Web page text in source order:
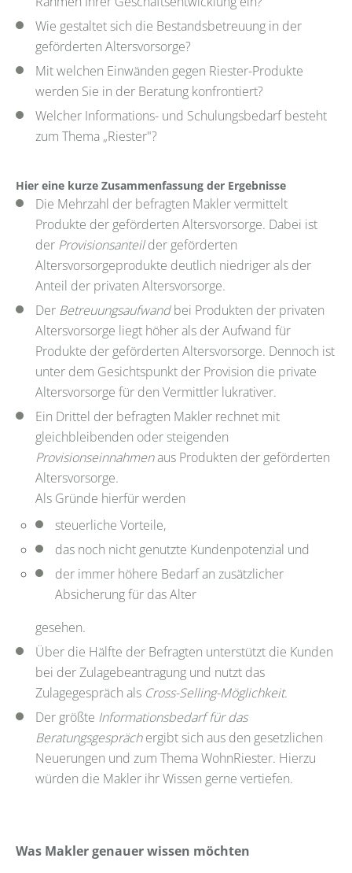
Wie gestaltet sich die Bestandsbetreuung in der
geförderten Altersvorsorge?
Mit welchen Einwänden gegen Riester-Produkte
werden Sie in der Beratung konfrontiert?
Welcher Informations- und Schulungsbedarf besteht
zum Thema „Riester"?
Hier eine kurze Zusammenfassung der Ergebnisse
Die Mehrzahl der befragten Makler vermittelt
Produkte der geförderten Altersvorsorge. Dabei ist
der Provisionsanteilder geförderten
Altersvorsorgeprodukte deutlich niedriger als der
Anteil der privaten Altersvorsorge.
Der Betreuungsaufwandbei Produkten der privaten
Altersvorsorge liegt höher als der Aufwand für
Produkte der geförderten Altersvorsorge. Dennoch ist
unter dem Gesichtspunkt der Provision die private
Altersvorsorge für den Vermittler lukrativer.
Ein Drittel der befragten Makler rechnet mit
gleichbleibenden oder steigenden
Provisionseinnahmenaus Produkten der geförderten
Altersvorsorge.
Als Gründe hierfür werden
steuerliche Vorteile,
das noch nicht genutzte Kundenpotenzial und
der immer höhere Bedarf an zusätzlicher
Absicherung für das Alter
gesehen.
Über die Hälfte der Befragten unterstützt die Kunden
bei der Zulagebeantragung und nutzt das
Zulagegespräch als Cross-Selling-Möglichkeit.
Der größte Informationsbedarf für das
Beratungsgesprächergibt sich aus den gesetzlichen
Neuerungen und zum Thema WohnRiester. Hierzu
würden die Makler ihr Wissen gerne vertiefen.
Was Makler genauer wissen möchten